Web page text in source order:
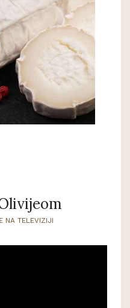
NA TELEVIZIJI